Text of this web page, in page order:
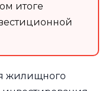
итоге
жилищного